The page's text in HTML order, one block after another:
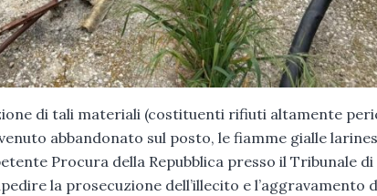
di tali materiali (costituenti rifiuti altamente
abbandonato sul posto, le fiamme gialle
Procura della Repubblica presso il Tribunale
la prosecuzione dell’illecito e l’aggravamento